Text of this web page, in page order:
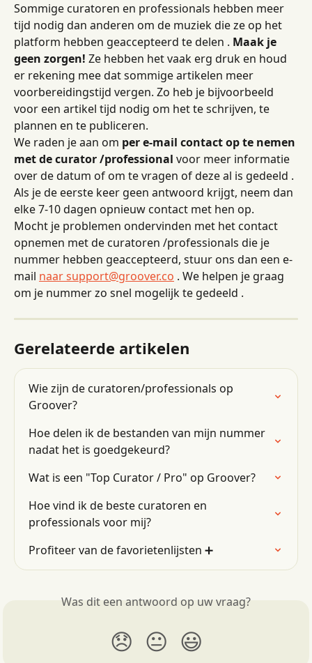
Sommige curatoren en professionals hebben meer
tijd nodig dan anderen om de muziek die ze op het
platform hebben geaccepteerd te delen . Maak je
geen zorgen! Ze hebben het vaak erg druk en houd
er rekening mee dat sommige artikelen meer
voorbereidingstijd vergen. Zo heb je bijvoorbeeld
voor een artikel tijd nodig om het te schrijven, te
plannen en te publiceren.
We raden je aan om per e-mail contact op te nemen
met de curator /professional voor meer informatie
over de datum of om te vragen of deze al is gedeeld .
Als je de eerste keer geen antwoord krijgt, neem dan
elke 7-10 dagen opnieuw contact met hen op.
Mocht je problemen ondervinden met het contact
opnemen met de curatoren /professionals die je
nummer hebben geaccepteerd, stuur ons dan een e-
mail naar support@groover.co . We helpen je graag
om je nummer zo snel mogelijk te gedeeld .
Gerelateerde artikelen
Wie zijn de curatoren/professionals op
Groover?
Hoe delen ik de bestanden van mijn nummer
nadat het is goedgekeurd?
Wat is een "Top Curator / Pro" op Groover?
Hoe vind ik de beste curatoren en
professionals voor mij?
Profiteer van de favorietenlijsten ➕
Was dit een antwoord op uw vraag?
😞 😐 😃